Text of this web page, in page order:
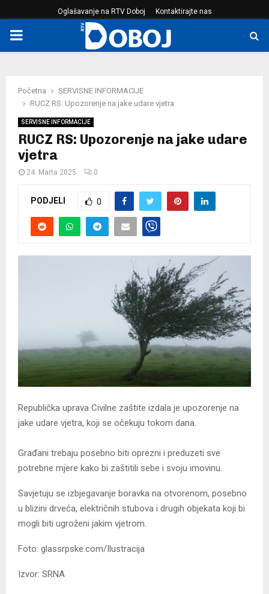
Oglašavanje na RTV Doboj Kontaktirajte nas
PRIMARY
Početna
SERVISNE INFORMACIJE
RUCZ RS: Upozorenje na jake udare vjetra
SERVISNE INFORMACIJE
RUCZ RS: Upozorenje na jake udare
vjetra
24. Marta 2025. 0
PODJELI 0
Republička uprava Civilne zaštite izdala je upozorenje na
jake udare vjetra, koji se očekuju tokom dana.
Građani trebaju posebno biti oprezni i preduzeti sve
potrebne mjere kako bi zaštitili sebe i svoju imovinu.
Savjetuju se izbjegavanje boravka na otvorenom, posebno
u blizini drveća, električnih stubova i drugih objekata koji bi
mogli biti ugroženi jakim vjetrom.
Foto: glassrpske.com/Ilustracija
Izvor: SRNA